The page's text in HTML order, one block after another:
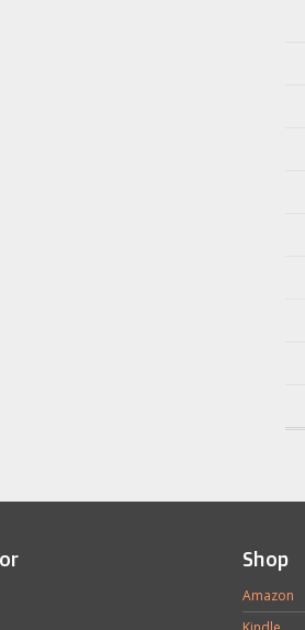
Shop
Amazon